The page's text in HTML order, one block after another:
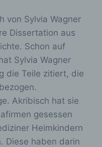
von Sylvia Wagner
Dissertation aus
Schon auf
Sylvia Wagner
die Teile zitiert, die
Akribisch hat sie
gesessen
Heimkindern
Diese haben darin